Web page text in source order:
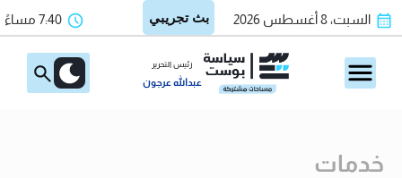
السبت، 8 أغسطس 2026 7:40 مساءً
رئيس التحرير
عبدالله عرجون
خدمات